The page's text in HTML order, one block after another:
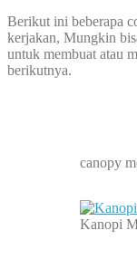
Berikut ini beberapa
kerjakan, Mungkin
untuk membuat atau
berikutnya.
canopy
Kanopi